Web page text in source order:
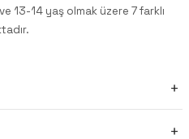
13-14 yaş olmak üzere 7 farklı